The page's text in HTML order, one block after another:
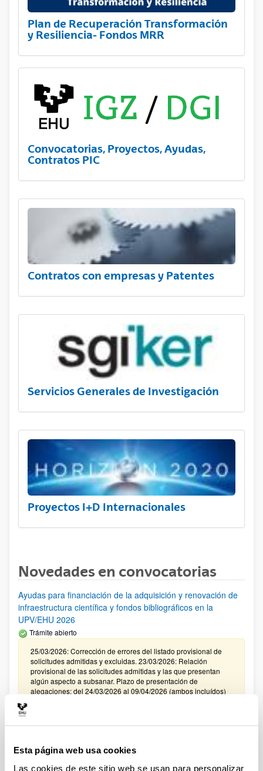
Esta página web usa cookies
Las cookies de este sitio web se usan para personalizar
Plan de Recuperación Transformación
y Resiliencia- Fondos MRR
Convocatorias, Proyectos, Ayudas,
Contratos PIC
Contratos con empresas y Patentes
Servicios Generales de Investigación
Proyectos I+D Internacionales
Novedades en convocatorias
Ayudas para financiación de la adquisición y renovación de
infraestructura científica y fondos bibliográficos en la
UPV/EHU 2026
Trámite abierto
25/03/2026: Corrección de errores del listado provisional de
solicitudes admitidas y excluidas. 23/03/2026: Relación
provisional de las solicitudes admitidas y las que presentan
algún aspecto a subsanar. Plazo de presentación de
alegaciones: del 24/03/2026 al 09/04/2026 (ambos incluídos)
Convocatoria de ayudas para el fomento de la cultura